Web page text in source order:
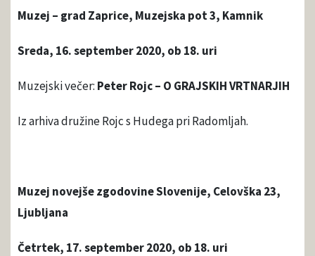
Muzej – grad Zaprice, Muzejska pot 3, Kamnik
Sreda, 16. september 2020, ob 18. uri
Muzejski večer: Peter Rojc – O GRAJSKIH VRTNARJIH
Iz arhiva družine Rojc s Hudega pri Radomljah.
Muzej novejše zgodovine Slovenije, Celovška 23,
Ljubljana
Četrtek, 17. september 2020, ob 18. uri